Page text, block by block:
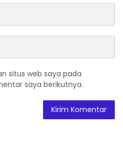
situs web saya pada
saya berikutnya.